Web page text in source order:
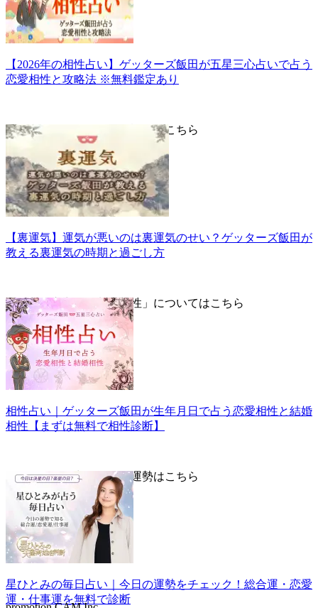
【2026年の相性占い】ゲッターズ飯田が五星三心占いで占う
恋愛相性と攻略法 ※無料鑑定あり
▼「裏運気」についての詳細はこちら
【裏運気】運気が悪いのは裏運気のせい？ゲッターズ飯田が
教える裏運気の時期と過ごし方
▼五星三心占い「基本相性」についてはこちら
相性占い｜ゲッターズ飯田が生年月日で占う恋愛相性と結婚
相性【まずは無料で相性診断】
▼星ひとみが占う毎日の運勢はこちら
星ひとみの毎日占い｜今日の運勢をチェック！総合運・恋愛
運・仕事運を無料で診断